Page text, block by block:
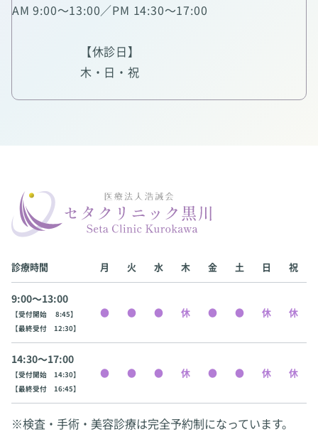
AM 9:00～13:00／PM 14:30～17:00
【休診日】
木・日・祝
診療時間 月 火 水 木 金 土 日 祝
9:00〜13:00
【受付開始 8:45】
【最終受付 12:30】
14:30〜17:00
【受付開始 14:30】
【最終受付 16:45】
※検査・手術・美容診療は完全予約制になっています。